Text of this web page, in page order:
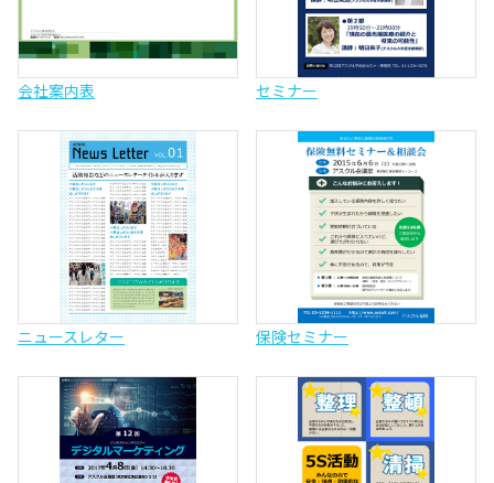
会社案内表 セミナー
ニュースレター 保険セミナー